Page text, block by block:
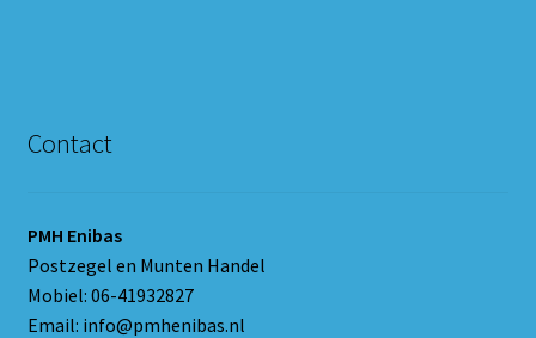
Contact
PMH Enibas
Postzegel en Munten Handel
Mobiel: 06-41932827
Email: info@pmhenibas.nl